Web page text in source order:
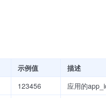
示例值
描述
123456
应用的